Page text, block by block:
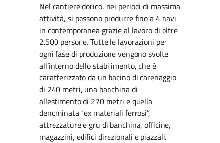
Nel cantiere dorico, nei periodi di massima
attività, si possono produrre fino a 4 navi
in contemporanea grazie al lavoro di oltre
2.500 persone. Tutte le lavorazioni per
ogni fase di produzione vengono svolte
all’interno dello stabilimento, che è
caratterizzato da un bacino di carenaggio
di 240 metri, una banchina di
allestimento di 270 metri e quella
denominata “ex materiali ferrosi”,
attrezzature e gru di banchina, officine,
magazzini, edifici direzionali e piazzali.